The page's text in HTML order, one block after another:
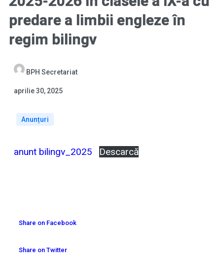
predare a limbii engleze în
regim bilingv
BPH Secretariat
aprilie 30, 2025
Anunțuri
anunt bilingv_2025 Descarcă
Share on Facebook
Share on Twitter